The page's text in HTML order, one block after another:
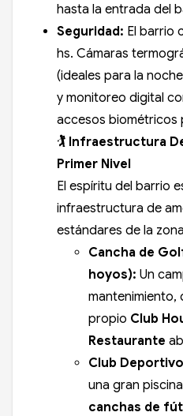
hasta la entrada del
Seguridad: El barrio
hs. Cámaras
(ideales para la
y monitoreo digital
accesos biométricos
🏌️ Infraestructura
Primer Nivel
El espíritu del barrio
infraestructura de
estándares de la
Cancha de
hoyos): Un
mantenimiento,
propio Club
Restaurante
Club
una gran
canchas de